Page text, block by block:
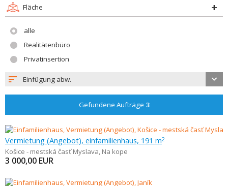
Fläche
alle
Realitätenbüro
Privatinsertion
Einfügung abw.
Gefundene Aufträge 3
Vermietung (Angebot), einfamilienhaus, 191 m2
Košice - mestská časť Myslava, Na kope
3 000,00 EUR